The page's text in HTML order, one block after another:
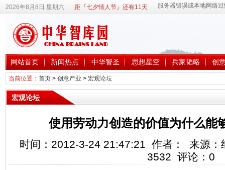
2026年8月8日 星期六 距『七夕情人节』还有11天
网站首页 新闻热点 中华智圣 思想星空 兵家韬略 创
当前位置： 首页> 创意产业 > 宏观论坛
宏观论坛
使用劳动力创造的价值为什么能
时间：2012-3-24 21:47:21 作者： 来源：
3532 评论： 0